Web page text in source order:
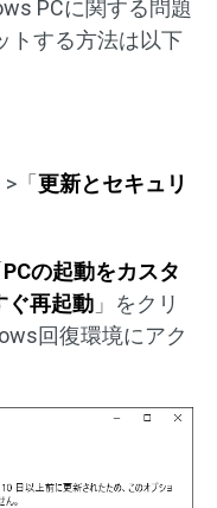
PCに関する問題
トする方法は以下
>「 更新とセキュリ
PCの起動をカスタ
ぐ再起動 」をクリ
回復環境にアク